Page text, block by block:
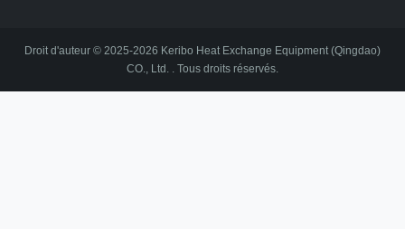
Droit d'auteur © 2025-2026 Keribo Heat Exchange Equipment (Qingdao)
CO., Ltd. . Tous droits réservés.